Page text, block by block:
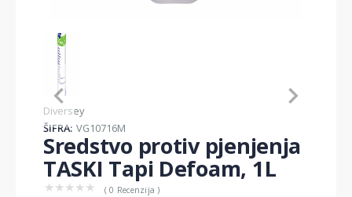
Item
1
of
1
Diversey
ŠIFRA: VG10716M
Sredstvo protiv pjenjenja
TASKI Tapi Defoam, 1L
★ ★ ★ ★ ★ ( 0 Recenzija )